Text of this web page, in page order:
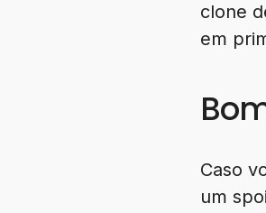
clone
em
Caso
um